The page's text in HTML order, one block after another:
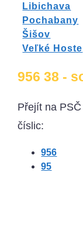
Libichava
Pochabany
Šišov
Veľké Hoste
956 38 -
Přejít na
číslic:
956
95